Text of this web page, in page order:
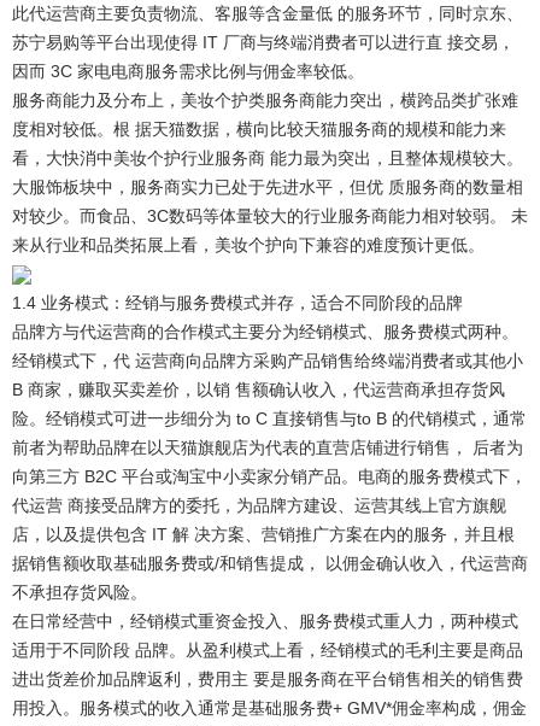
此代运营商主要负责物流、客服等含金量低 的服务环节，同时京东、
苏宁易购等平台出现使得 IT 厂商与终端消费者可以进行直 接交易，
因而 3C 家电电商服务需求比例与佣金率较低。
服务商能力及分布上，美妆个护类服务商能力突出，横跨品类扩张难
度相对较低。 根 据天猫数据，横向比较天猫服务商的规模和能力来
看，大快消中美妆个护行业服务商 能力最为突出，且整体规模较大。
大服饰板块中，服务商实力已处于先进水平，但优 质服务商的数量相
对较少。而食品、3C数码等体量较大的行业服务商能力相对较弱。 未
来从行业和品类拓展上看，美妆个护向下兼容的难度预计更低。
1.4 业务模式：经销与服务费模式并存，适合不同阶段的品牌
品牌方与代运营商的合作模式主要分为经销模式、服务费模式两种。
经销模式下，代 运营商向品牌方采购产品销售给终端消费者或其他小
B 商家，赚取买卖差价，以销 售额确认收入，代运营商承担存货风
险。经销模式可进一步细分为 to C 直接销售与to B 的代销模式，通常
前者为帮助品牌在以天猫旗舰店为代表的直营店铺进行销售， 后者为
向第三方 B2C 平台或淘宝中小卖家分销产品。电商的服务费模式下，
代运营 商接受品牌方的委托，为品牌方建设、运营其线上官方旗舰
店，以及提供包含 IT 解 决方案、营销推广方案在内的服务，并且根
据销售额收取基础服务费或/和销售提成， 以佣金确认收入，代运营商
不承担存货风险。
在日常经营中，经销模式重资金投入、服务费模式重人力，两种模式
适用于不同阶段 品牌。
从盈利模式上看，经销模式的毛利主要是商品
进出货差价加品牌返利，费用主 要是服务商在平台销售相关的销售费
用投入。服务模式的收入通常是基础服务费+ GMV*佣金率构成，佣金